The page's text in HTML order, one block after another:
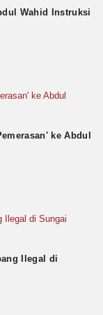
Wahid Instruksi
ke Abdul
Ilegal di